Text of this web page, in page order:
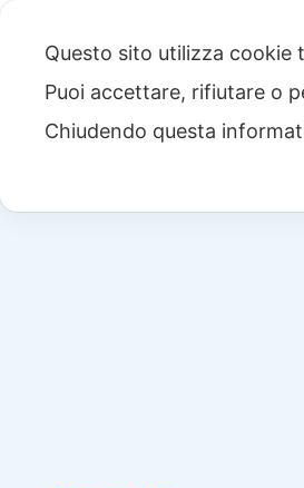
Questo sito utilizza cookie
Puoi accettare, rifiutare o
Chiudendo questa